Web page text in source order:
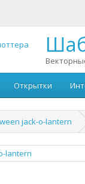
Открытки
jack-o-lantern